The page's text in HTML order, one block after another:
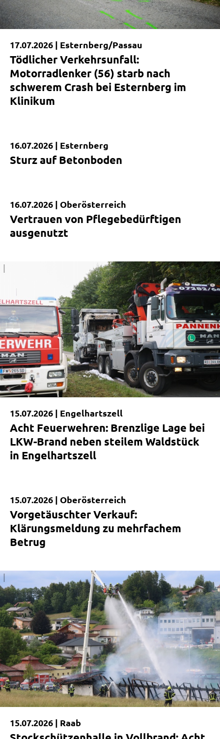
17.07.2026 | Esternberg/Passau
Tödlicher Verkehrsunfall:
Motorradlenker (56) starb nach
schwerem Crash bei Esternberg im
Klinikum
Kurzmeldung
16.07.2026 | Esternberg
Sturz auf Betonboden
Kurzmeldung
16.07.2026 | Oberösterreich
Vertrauen von Pflegebedürftigen
ausgenutzt
|
15.07.2026 | Engelhartszell
Acht Feuerwehren: Brenzlige Lage bei
LKW-Brand neben steilem Waldstück
in Engelhartszell
Kurzmeldung
15.07.2026 | Oberösterreich
Vorgetäuschter Verkauf:
Klärungsmeldung zu mehrfachem
Betrug
|
15.07.2026 | Raab